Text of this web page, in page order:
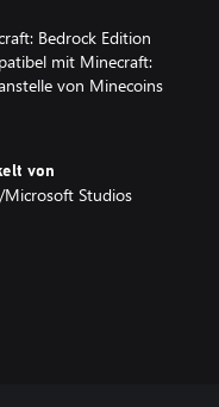
Bedrock Edition
mit Minecraft:
von Minecoins
von
Studios